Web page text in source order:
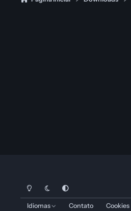
Modo ClaroDark ModeSystem Preference
Idiomas Contato Cookies